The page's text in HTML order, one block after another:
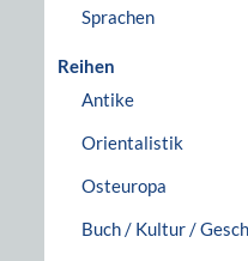
Sprachen
Reihen
Antike
Orientalistik
Osteuropa
Buch / Kultur /